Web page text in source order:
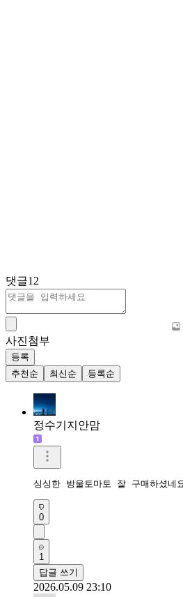
댓글12
사진첨부
등록
추천순
최신순 등록순
정수기지안맘
싱싱한 방울토마토 잘 구매하셨
0
1
답글 쓰기
2026.05.09 23:10